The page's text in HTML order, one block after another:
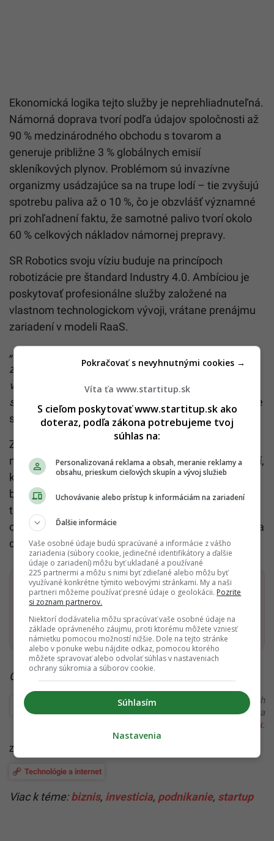
Ekonomická logika tejto služby je neprehliadnuteľná.
Námorná doprava tvorí podľa údajov spoločnosti až
90 % medzinárodného obchodu s tovarom a
generuje približne 3 % globálnych emisií
skleníkových plynov. Problémom sú invazívne
organizmy usádzajúce sa na trupe lodí – tie zvyšujú
spotrebu paliva až o 10 %, čo je obzvlášť významné
pri zohľadnení faktu, že samotné palivo tvorí okolo
60 % celkových nákladov námornej prepravy.
SR Robotics svoju víziu buduje na princípoch
robotizácie pre štandard Industry 4.0. Ambíciou je
poskytovať profesionálne služby založené na
vlastnom technologickom vývoji, vrátane prenájmu
zariadení v modeli RaaS.
„Odvážne a premyslené rozhodnutia – vždy
založené na spoľahlivých dátach – nám umožnia
vybudovať silnú značku produktov aj tréningový
systém, ktorý bude na trhu rozpoznateľný,“
deklaruje
startup.
Získaná investícia predstavuje pre firmu kľúčový
míľnik v expanzii ich technologicky vyspelých riešení,
ktoré spájajú ekologickú udržateľnosť s národnou
bezpečnosťou a ekonomickou efektivitou. Startup
tak upevňuje svoju pozíciu ako strategický hráč v
oblasti podmorskej robotiky nielen v Poľsku, ale aj na
celoeurópskom trhu.
Dostaň Startitup do svojich Google odporúčaní
Pridať ako preferovaný zdroj
Startitup, odkaz sa otvorí v
Čítaj viac z kategórie:
Ďakujeme, že čítaš Startitup. V prípade, že máš postreh
alebo si našiel v článku chybu, napíš nám na
redakcia@startitup.sk.
Zdroje:
Technológie a internet
Viac k téme:biznis, investicia, podnikanie, startup
Víta ťa www.startitup.sk
S cieľom poskytovať www.startitup.sk ako
doteraz, podľa zákona potrebujeme tvoj
súhlas na:
Personalizovaná reklama a obsah, meranie reklamy a
obsahu, prieskum cieľových skupín a vývoj služieb
Uchovávanie alebo prístup k informáciám na zariadení
Ďalšie informácie
Vaše osobné údaje budú spracúvané a informácie z vášho
zariadenia (súbory cookie, jedinečné identifikátory a ďalšie
údaje o zariadení) môžu byť ukladané a používané
225 partnermi a môžu s nimi byť zdieľané alebo môžu byť
využívané konkrétne týmito webovými stránkami. My a naši
partneri môžeme používať presné údaje o geolokácii. Pozrite
si zoznam partnerov.
Niektorí dodávatelia môžu spracúvať vaše osobné údaje na
základe oprávneného záujmu, proti ktorému môžete vzniesť
námietku pomocou možností nižšie. Dole na tejto stránke
alebo v ponuke webu nájdite odkaz, pomocou ktorého
môžete spravovať alebo odvolať súhlas v nastaveniach
ochrany súkromia a súborov cookie.
Súhlasím
Pokračovať s nevyhnutnými cookies →
Nastavenia